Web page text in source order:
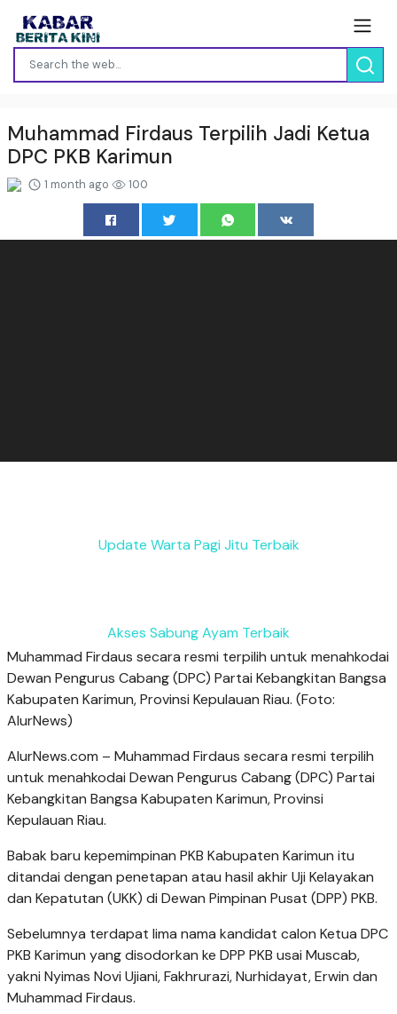
Muhammad Firdaus Terpilih Jadi Ketua
DPC PKB Karimun
1 month ago 100
Update Warta Pagi Jitu Terbaik
Akses Sabung Ayam Terbaik
Muhammad Firdaus secara resmi terpilih untuk menahkodai
Dewan Pengurus Cabang (DPC) Partai Kebangkitan Bangsa
Kabupaten Karimun, Provinsi Kepulauan Riau. (Foto:
AlurNews)
AlurNews.com – Muhammad Firdaus secara resmi terpilih
untuk menahkodai Dewan Pengurus Cabang (DPC) Partai
Kebangkitan Bangsa Kabupaten Karimun, Provinsi
Kepulauan Riau.
Babak baru kepemimpinan PKB Kabupaten Karimun itu
ditandai dengan penetapan atau hasil akhir Uji Kelayakan
dan Kepatutan (UKK) di Dewan Pimpinan Pusat (DPP) PKB.
Sebelumnya terdapat lima nama kandidat calon Ketua DPC
PKB Karimun yang disodorkan ke DPP PKB usai Muscab,
yakni Nyimas Novi Ujiani, Fakhrurazi, Nurhidayat, Erwin dan
Muhammad Firdaus.